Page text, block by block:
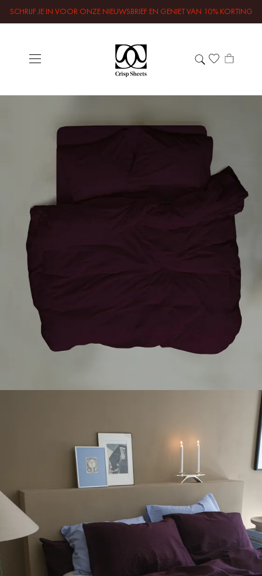
SCHRIJF JE IN VOOR ONZE NIEUWSBRIEF EN GENIET VAN 10% KORTING